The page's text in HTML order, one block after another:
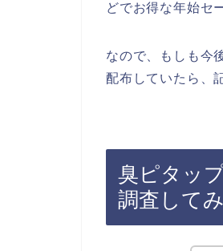
どでお得な年始セ
なので、もしも今
配布していたら、
臭ピタッ
調査して